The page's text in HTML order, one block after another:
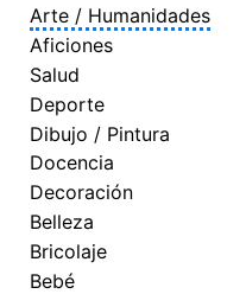
Arte / Humanidades
Aficiones
Salud
Deporte
Dibujo / Pintura
Docencia
Decoración
Belleza
Bricolaje
Bebé